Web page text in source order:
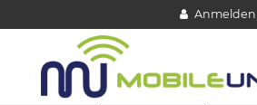
Anmelden